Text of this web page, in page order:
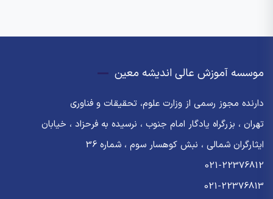
موسسه آموزش عالی اندیشه معین
دارنده مجوز رسمی از وزارت علوم، تحقیقات و فناوری
تهران ، بزرگراه یادگار امام جنوب ، نرسیده به فرحزاد ، خیابان
ایثارگران شمالی ، نبش کوهسار سوم ، شماره 36
021-22376812
021-22376813